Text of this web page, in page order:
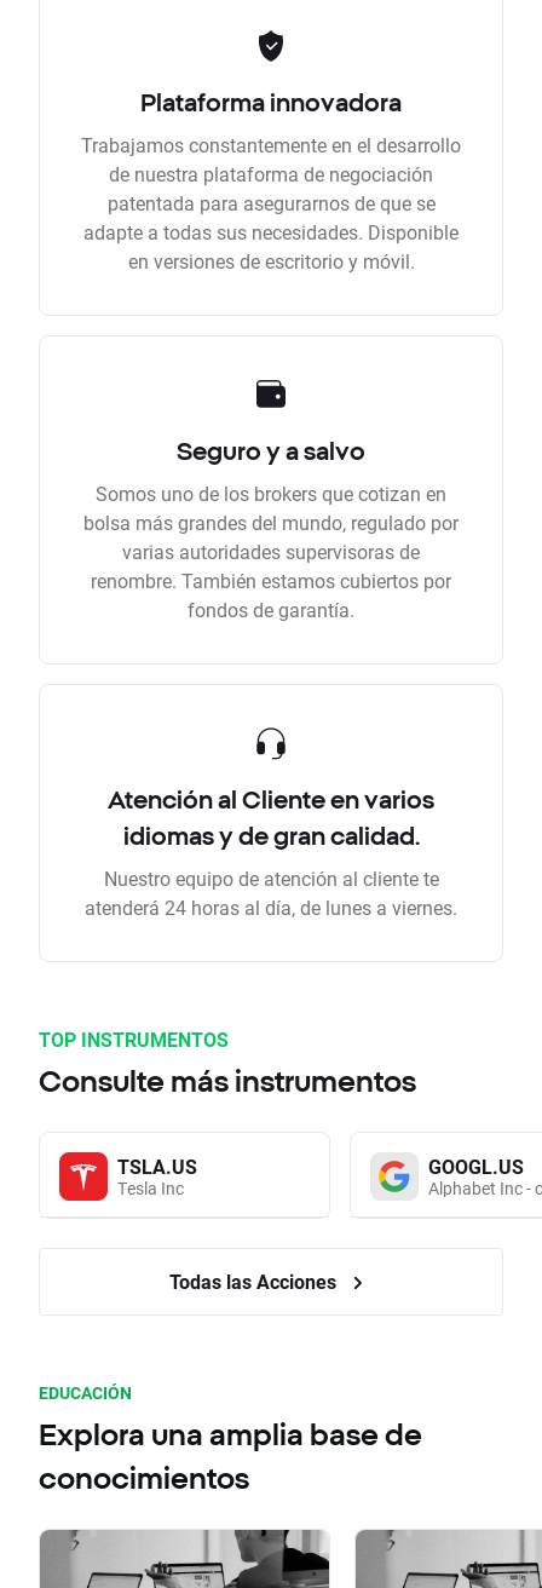
Plataforma innovadora
Trabajamos constantemente en el desarrollo
de nuestra plataforma de negociación
patentada para asegurarnos de que se
adapte a todas sus necesidades. Disponible
en versiones de escritorio y móvil.
Seguro y a salvo
Somos uno de los brokers que cotizan en
bolsa más grandes del mundo, regulado por
varias autoridades supervisoras de
renombre. También estamos cubiertos por
fondos de garantía.
Atención al Cliente en varios
idiomas y de gran calidad.
Nuestro equipo de atención al cliente te
atenderá 24 horas al día, de lunes a viernes.
TOP INSTRUMENTOS
Consulte más instrumentos
TSLA.US
Tesla Inc
GOOGL.US
Alphabet Inc -
Todas las Acciones
EDUCACIÓN
Explora una amplia base de
conocimientos